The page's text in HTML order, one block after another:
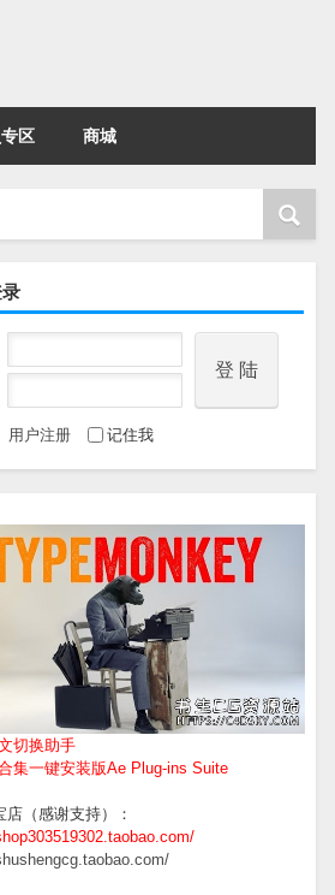
区 商城
用户注册 记住我
切换助手
集一键安装版Ae Plug-ins Suite
店（感谢支持）：